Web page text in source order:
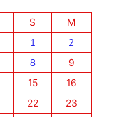
S
M
1
2
8
9
15
16
22
23